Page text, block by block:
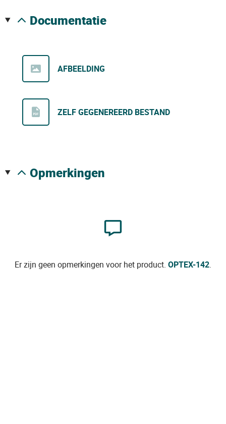
documentatie
AFBEELDING
ZELF GEGENEREERD BESTAND
opmerkingen
Er zijn geen opmerkingen voor het product. OPTEX-142.